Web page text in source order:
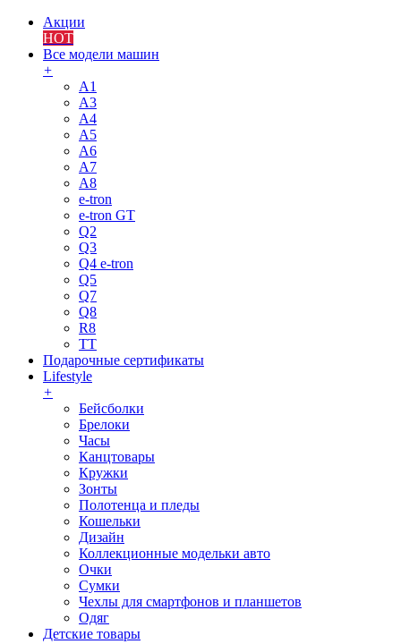
Акции
HOT
Все модели машин
+
A1
A3
A4
A5
A6
A7
A8
e-tron
e-tron GT
Q2
Q3
Q4 e-tron
Q5
Q7
Q8
R8
TT
Подарочные сертификаты
Lifestyle
+
Бейсболки
Брелоки
Часы
Канцтовары
Кружки
Зонты
Полотенца и пледы
Кошельки
Дизайн
Коллекционные модельки авто
Очки
Сумки
Чехлы для смартфонов и планшетов
Одяг
Детские товары